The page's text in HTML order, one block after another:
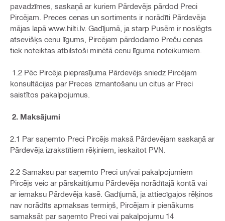
pavadzīmes, saskaņā ar kuriem Pārdevējs pārdod Preci
Pircējam. Preces cenas un sortiments ir norādīti Pārdevēja
mājas lapā www.hilti.lv. Gadījumā, ja starp Pusēm ir noslēgts
atsevišķs cenu līgums, Pircējam pārdodamo Preču cenas
tiek noteiktas atbilstoši minētā cenu līguma noteikumiem.
1.2 Pēc Pircēja pieprasījuma Pārdevējs sniedz Pircējam
konsultācijas par Preces izmantošanu un citus ar Preci
saistītos pakalpojumus.
2. Maksājumi
2.1 Par saņemto Preci Pircējs maksā Pārdevējam saskaņā ar
Pārdevēja izrakstītiem rēķiniem, ieskaitot PVN.
2.2 Samaksu par saņemto Preci un/vai pakalpojumiem
Pircējs veic ar pārskaitījumu Pārdevēja norādītajā kontā vai
ar iemaksu Pārdevēja kasē. Gadījumā, ja attiecīgajos rēķinos
nav norādīts apmaksas termiņš, Pircējam ir pienākums
samaksāt par saņemto Preci vai pakalpojumu 14